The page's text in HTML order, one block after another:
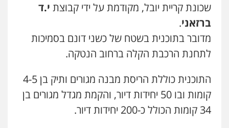
שכונת קריית יובל, מקודמת על ידי קבוצת י.ד
ברזאני.
מדובר בתוכנית בשטח של כשני דונם בסמיכות
לתחנת הרכבת הקלה ברחוב הנטקה.
התוכנית כוללת הריסת מבנה מגורים ותיק בן 4-5
קומות ובו 50 יחידות דיור, והקמת מגדל מגורים בן
34 קומות הכולל כ-200 יחידות דיור.